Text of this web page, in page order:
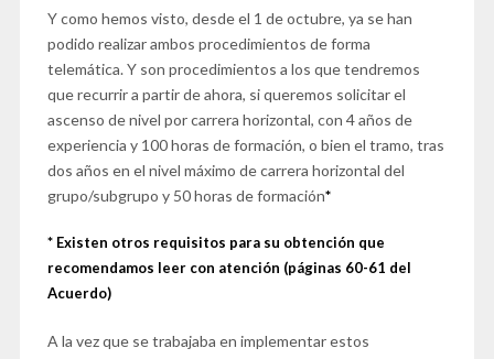
Y como hemos visto, desde el 1 de octubre, ya se han
podido realizar ambos procedimientos de forma
telemática. Y son procedimientos a los que tendremos
que recurrir a partir de ahora, si queremos solicitar el
ascenso de nivel por carrera horizontal, con 4 años de
experiencia y 100 horas de formación, o bien el tramo, tras
dos años en el nivel máximo de carrera horizontal del
grupo/subgrupo y 50 horas de formación*
* Existen otros requisitos para su obtención que
recomendamos leer con atención (páginas 60-61 del
Acuerdo)
A la vez que se trabajaba en implementar estos